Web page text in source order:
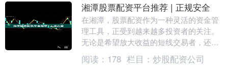
湘潭股票配资平台推荐 | 正规安全
在湘潭，股票配资作为一种灵活的资金管
理工具，正受到越来越多投资者的关注。
无论是希望放大收益的短线交易者，还是
需要补充流动性的长线持有者，选择一家
正规安全的配资平....
阅读： 178 栏目： 炒股配资公司